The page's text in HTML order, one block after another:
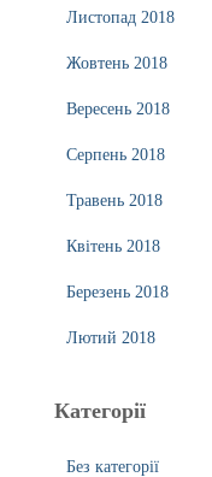
Листопад 2018
Жовтень 2018
Вересень 2018
Серпень 2018
Травень 2018
Квітень 2018
Березень 2018
Лютий 2018
Категорії
Без категорії